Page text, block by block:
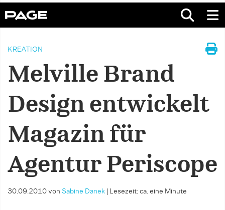
KREATION
Melville Brand
Design entwickelt
Magazin für
Agentur Periscope
30.09.2010 von Sabine Danek Lesezeit: ca. eine Minute